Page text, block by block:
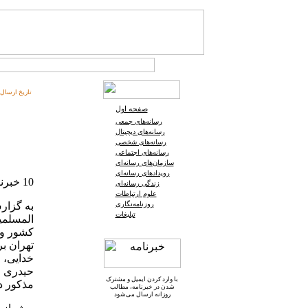
تاریخ
10 خبرنگار در مراسم نماز جمعه 13 مرداد 1391 در تهران تقدیر شدند.
به
کشور و
تهران
حیدری
مذکور
صفحه اول
رسانه‌های جمعی
رسانه‌های دیجیتال
رسانه‌های شخصی
رسانه‌های اجتماعی
سازمان‌های رسانه‌ای
رویدادهای رسانه‌ای
زندگی رسانه‌ای
علوم ارتباطات
روزنامه‌نگاری
تبلیغات
با وارد کردن ایمیل و مشترک
شدن در خبرنامه، مطالب
روزانه ارسال می‌شود